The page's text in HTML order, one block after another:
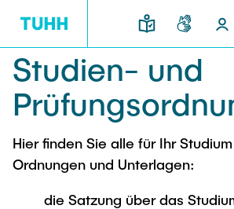
TU HAMBURG
TU HAMBURG
Profil
STUDIUM UND LEHRE
STUDIUM UND
Neues aus Studium und Lehre
FORSCHUNG UND
Forschungsorganisation
DEKANATE
Bau- und
Studiengänge
Forschung und Institute
INTERNATIONAL
Mobilität
Studium im Ausland
Praktikum
Studien- und
Hier finden Sie alle für Ihr
Ordnungen und Unterlagen:
die Satzung über das